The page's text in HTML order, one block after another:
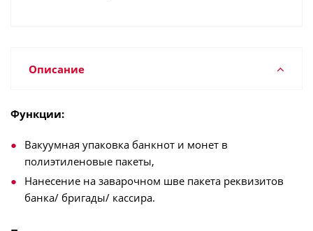
Описание
Функции:
Вакуумная упаковка банкнот и монет в
полиэтиленовые пакеты,
Нанесение на заварочном шве пакета реквизитов
банка/ бригады/ кассира.